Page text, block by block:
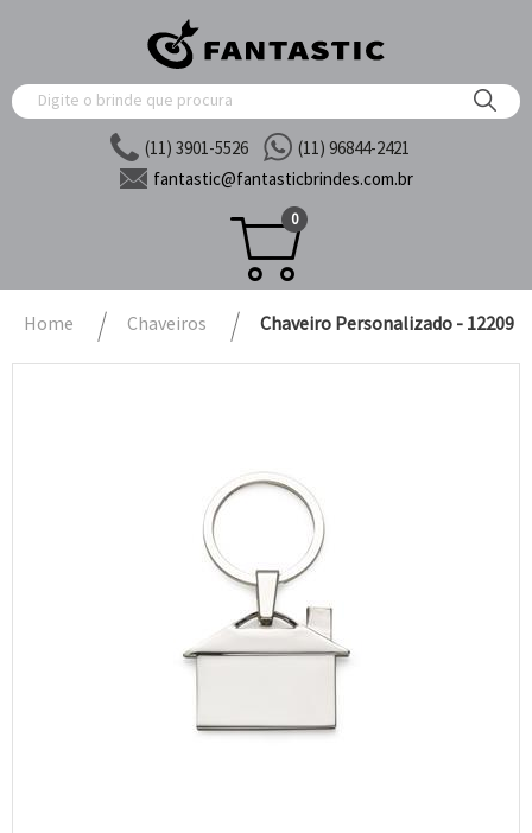
(11) 3901-5526
(11) 96844-2421
fantastic@fantasticbrindes.com.br
0
Home Chaveiros Chaveiro Personalizado - 12209